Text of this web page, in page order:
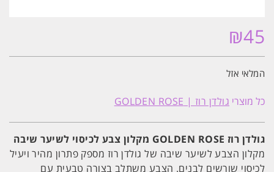
₪45
המלאי אזל
כל מוצרי גולדן רוז | GOLDEN ROSE
גולדן רוז GOLDEN ROSE מקלון צבע לכיסוי לשיער שיבה
מקלון הצבע לשיער שיבה של גולדן רוז מספק פתרון מהיר ויעיל
לכיסוי שורשים לבנים. הצבע משתלב בצורה טבעית עם